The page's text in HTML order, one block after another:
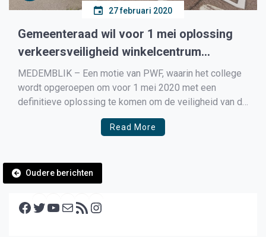
27 februari 2020
Gemeenteraad wil voor 1 mei oplossing
verkeersveiligheid winkelcentrum
Zwaagdijk-Oost
MEDEMBLIK – Een motie van PWF, waarin het college
wordt opgeroepen om voor 1 mei 2020 met een
definitieve oplossing te komen om de veiligheid van de
fietsers bij het kruispunt winkelcentrum Klaverweide te
garanderen. Siem Zeilemaker (PWF) maakt het niet uit
Read More
Berichtennavigatie
Oudere berichten
Facebook Twitter YouTube E-mail RSS feed